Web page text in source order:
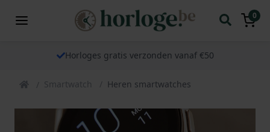
0
Horloges gratis verzonden vanaf €50
Smartwatch Heren smartwatches